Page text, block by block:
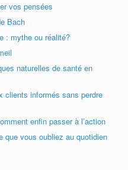
vos pensées
Bach
: mythe ou réalité?
naturelles de santé en
clients informés sans perdre
enfin passer à l’action
que vous oubliez au quotidien